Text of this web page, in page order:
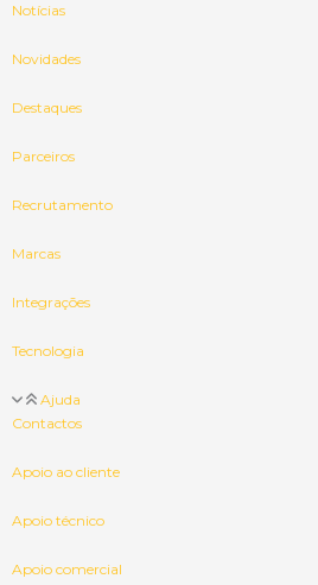
Notícias
Novidades
Destaques
Parceiros
Recrutamento
Marcas
Integrações
Tecnologia
Ajuda
Contactos
Apoio ao cliente
Apoio técnico
Apoio comercial